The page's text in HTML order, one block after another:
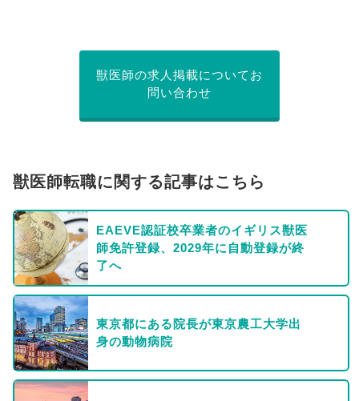
獣医師の求人掲載についてお
問い合わせ
獣医師転職に関する記事はこちら
EAEVE認証校卒業者のイギリス獣医
師免許登録、2029年に自動登録が終
了へ
東京都にある院長が東京農工大学出
身の動物病院